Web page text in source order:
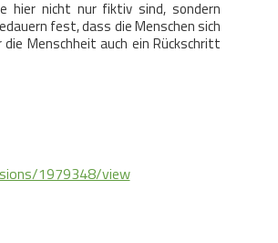
hier nicht nur fiktiv sind, sondern
fest, dass die Menschen sich
Menschheit auch ein Rückschritt
1979348/view